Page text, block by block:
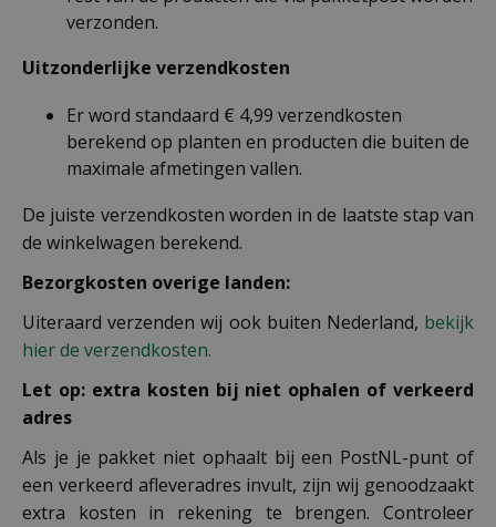
verzonden.
Uitzonderlijke verzendkosten
Er word standaard € 4,99 verzendkosten
berekend op planten en producten die buiten de
maximale afmetingen vallen.
De juiste verzendkosten worden in de laatste stap van
de winkelwagen berekend.
Bezorgkosten overige landen:
Uiteraard verzenden wij ook buiten Nederland, bekijk
hier de verzendkosten.
Let op: extra kosten bij niet ophalen of verkeerd
adres
Als je je pakket niet ophaalt bij een PostNL-punt of
een verkeerd afleveradres invult, zijn wij genoodzaakt
extra kosten in rekening te brengen. Controleer